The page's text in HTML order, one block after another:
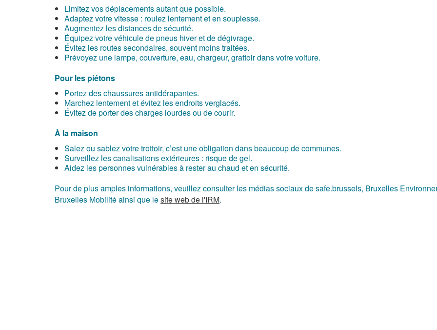
Limitez vos déplacements autant que possible.
Adaptez votre vitesse : roulez lentement et en souplesse.
Augmentez les distances de sécurité.
Équipez votre véhicule de pneus hiver et de dégivrage.
Évitez les routes secondaires, souvent moins traitées.
Prévoyez une lampe, couverture, eau, chargeur, grattoir dans votre voiture.
Pour les piétons
Portez des chaussures antidérapantes.
Marchez lentement et évitez les endroits verglacés.
Évitez de porter des charges lourdes ou de courir.
À la maison
Salez ou sablez votre trottoir, c’est une obligation dans beaucoup de communes.
Surveillez les canalisations extérieures : risque de gel.
Aidez les personnes vulnérables à rester au chaud et en sécurité.
Pour de plus amples informations, veuillez consulter les médias sociaux de safe.brussels, Bruxelles
Bruxelles Mobilité ainsi que lesite web de l'IRM.